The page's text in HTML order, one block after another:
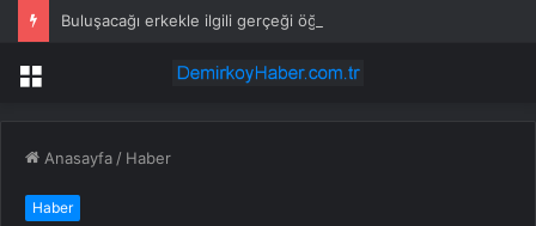
Menü
Anasayfa / Haber
Haber